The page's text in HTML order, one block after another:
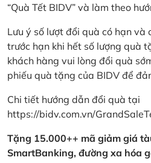
“Quà Tết BIDV” và làm theo
Lưu ý số lượt đổi quà có hạn và
trước hạn khi hết số lượng quà
khách hàng vui lòng đổi quà
phiếu quà tặng của BIDV để
Chi tiết hướng dẫn đổi quà tại
https://bidv.com.vn/
Tặng 15.000++ mã giảm giá
SmartBanking, đường xa hóa